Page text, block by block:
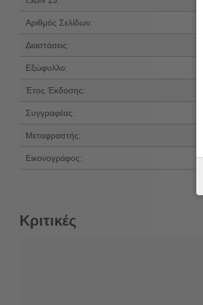
Αριθμός Σελίδων:
Διαστάσεις:
Εξώφυλλο:
Έτος Έκδοσης:
Συγγραφέας:
Μεταφραστής:
Εικονογράφος:
Κριτικές